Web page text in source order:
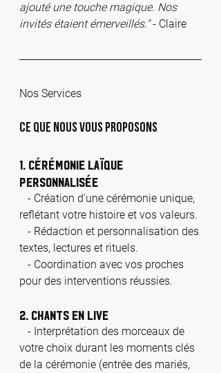
ajouté une touche magique. Nos
invités étaient émerveillés." - Claire
Nos Services
Ce Que Nous Vous Proposons
1. Cérémonie Laïque
Personnalisée
reflétant votre histoire et vos valeurs.
textes, lectures et rituels.
pour des interventions réussies.
2. Chants en Live
votre choix durant les moments clés
de la cérémonie (entrée des mariés,